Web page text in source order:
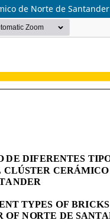
de Norte de Santander